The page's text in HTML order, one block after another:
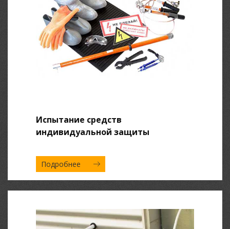
Испытание средств
индивидуальной защиты
Подробнее